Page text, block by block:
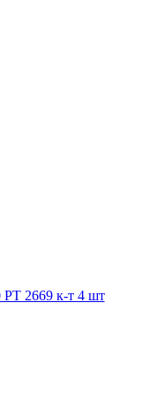
РТ 2669 к-т 4 шт